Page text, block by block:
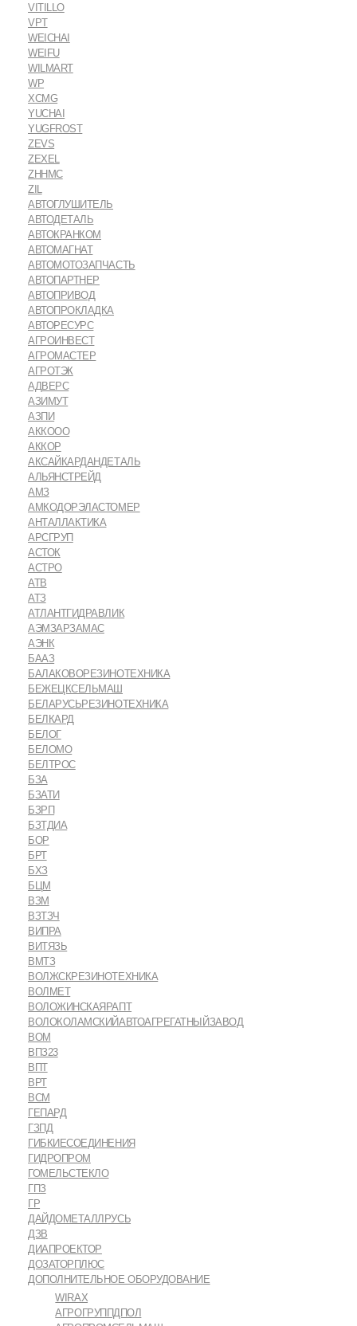
VITILLO
VPT
WEICHAI
WEIFU
WILMART
WP
XCMG
YUCHAI
YUGFROST
ZEVS
ZEXEL
ZHHMC
ZIL
АВТОГЛУШИТЕЛЬ
АВТОДЕТАЛЬ
АВТОКРАНКОМ
АВТОМАГНАТ
АВТОМОТОЗАПЧАСТЬ
АВТОПАРТНЕР
АВТОПРИВОД
АВТОПРОКЛАДКА
АВТОРЕСУРС
АГРОИНВЕСТ
АГРОМАСТЕР
АГРОТЭК
АДВЕРС
АЗИМУТ
АЗПИ
АККООО
АККОР
АКСАЙКАРДАНДЕТАЛЬ
АЛЬЯНСТРЕЙД
АМЗ
АМКОДОРЭЛАСТОМЕР
АНТАЛЛАКТИКА
АРСГРУП
АСТОК
АСТРО
АТВ
АТЗ
АТЛАНТГИДРАВЛИК
АЭМЗАРЗАМАС
АЭНК
БААЗ
БАЛАКОВОРЕЗИНОТЕХНИКА
БЕЖЕЦКСЕЛЬМАШ
БЕЛАРУСЬРЕЗИНОТЕХНИКА
БЕЛКАРД
БЕЛОГ
БЕЛОМО
БЕЛТРОС
БЗА
БЗАТИ
БЗРП
БЗТДИА
БОР
БРТ
БХЗ
БЦМ
ВЗМ
ВЗТЗЧ
ВИПРА
ВИТЯЗЬ
ВМТЗ
ВОЛЖСКРЕЗИНОТЕХНИКА
ВОЛМЕТ
ВОЛОЖИНСКАЯРАПТ
ВОЛОКОЛАМСКИЙАВТОАГРЕГАТНЫЙЗАВОД
ВОМ
ВПЗ23
ВПТ
ВРТ
ВСМ
ГЕПАРД
ГЗПД
ГИБКИЕСОЕДИНЕНИЯ
ГИДРОПРОМ
ГОМЕЛЬСТЕКЛО
ГПЗ
ГР
ДАЙДОМЕТАЛЛРУСЬ
ДЗВ
ДИАПРОЕКТОР
ДОЗАТОРПЛЮС
ДОПОЛНИТЕЛЬНОЕ ОБОРУДОВАНИЕ
WIRAX
АГРОГРУППДПОЛ